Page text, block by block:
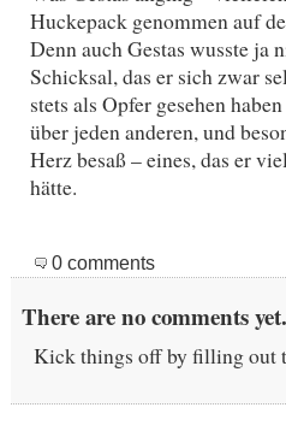
Huckepack genommen auf
Denn auch Gestas wusste ja
Schicksal, das er sich zwar
stets als Opfer gesehen
über jeden anderen, und
Herz besaß – eines, das er
hätte.
0 comments
There are no comments
Kick things off by filling out